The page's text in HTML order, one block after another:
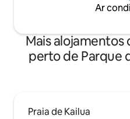
Ar
Mais alojamentos
perto de Parque
Praia de Kailua